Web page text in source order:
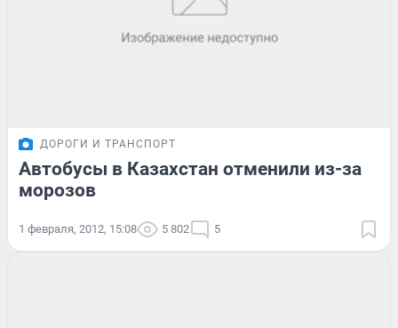
ДОРОГИ И ТРАНСПОРТ
Автобусы в Казахстан отменили из-за
морозов
1 февраля, 2012, 15:08 5 802 5